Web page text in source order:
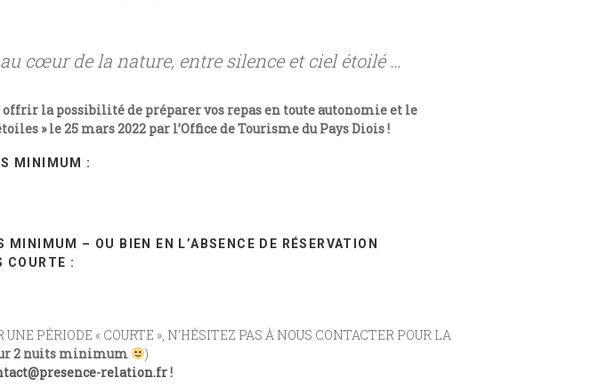
cœur de la nature, entre silence et ciel étoilé …
offrir la possibilité de préparer vos repas en toute autonomie et le
» le 25 mars 2022 par l’Office de Tourisme du Pays Diois !
MINIMUM :
– OU BIEN EN L’ABSENCE DE RÉSERVATION
COURTE :
PÉRIODE « COURTE », N’HÉSITEZ PAS À NOUS CONTACTER POUR LA
2 nuits minimum
)
relation.fr!